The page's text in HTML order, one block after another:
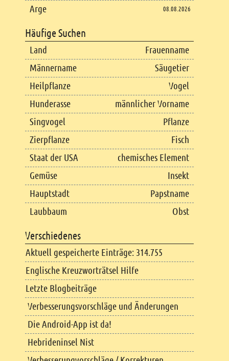
Arge 08.08.2026
Häufige Suchen
Land
Frauenname
Männername
Säugetier
Heilpflanze
Vogel
Hunderasse
männlicher Vorname
Singvogel
Pflanze
Zierpflanze
Fisch
Staat der USA
chemisches Element
Gemüse
Insekt
Hauptstadt
Papstname
Laubbaum
Obst
Verschiedenes
Aktuell gespeicherte Einträge: 314.755
Englische Kreuzworträtsel Hilfe
Letzte Blogbeiträge
Verbesserungsvorschläge und Änderungen
Die Android-App ist da!
Hebrideninsel Nist